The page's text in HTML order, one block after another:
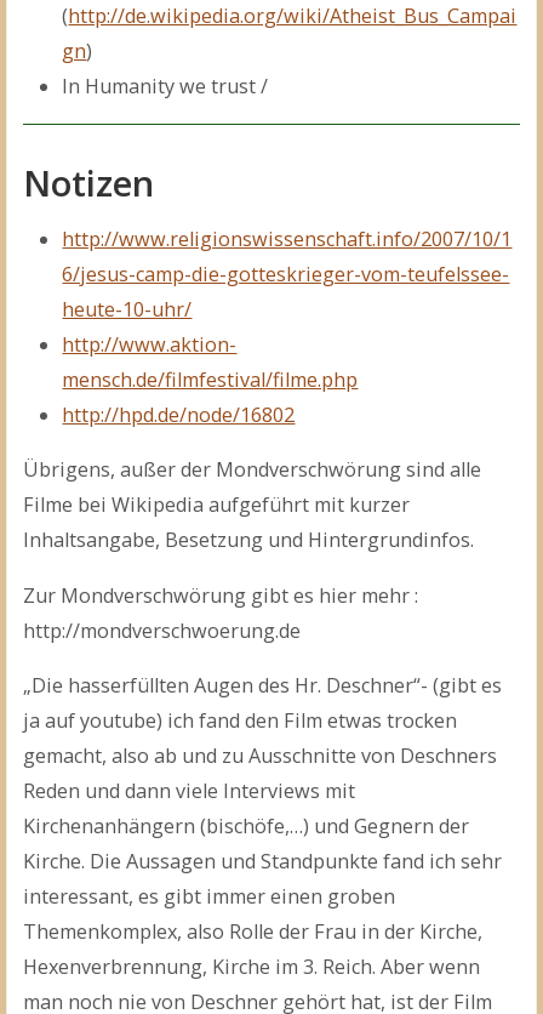
(http://de.wikipedia.org/wiki/Atheist_Bus_Campai
gn)
In Humanity we trust /
Notizen
http://www.religionswissenschaft.info/2007/10/1
6/jesus-camp-die-gotteskrieger-vom-teufelssee-
heute-10-uhr/
http://www.aktion-
mensch.de/filmfestival/filme.php
http://hpd.de/node/16802
Übrigens, außer der Mondverschwörung sind alle
Filme bei Wikipedia aufgeführt mit kurzer
Inhaltsangabe, Besetzung und Hintergrundinfos.
Zur Mondverschwörung gibt es hier mehr :
http://mondverschwoerung.de
„Die hasserfüllten Augen des Hr. Deschner“- (gibt es
ja auf youtube) ich fand den Film etwas trocken
gemacht, also ab und zu Ausschnitte von Deschners
Reden und dann viele Interviews mit
Kirchenanhängern (bischöfe,…) und Gegnern der
Kirche. Die Aussagen und Standpunkte fand ich sehr
interessant, es gibt immer einen groben
Themenkomplex, also Rolle der Frau in der Kirche,
Hexenverbrennung, Kirche im 3. Reich. Aber wenn
man noch nie von Deschner gehört hat, ist der Film